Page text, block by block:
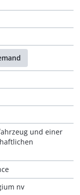
und einer
nv